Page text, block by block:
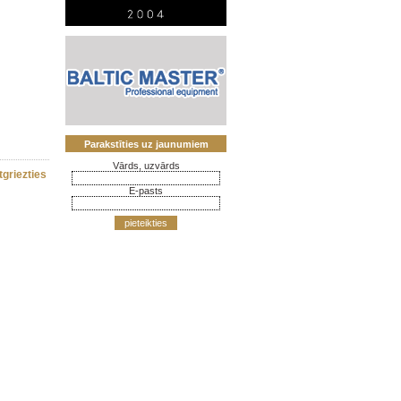
Parakstīties uz jaunumiem
Vārds, uzvārds
E-pasts
pieteikties